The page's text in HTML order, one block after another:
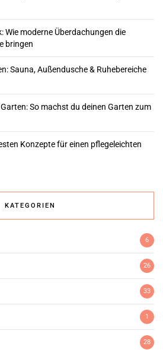
Wie moderne Überdachungen die
bringen
Sauna, Außendusche & Ruhebereiche
So machst du deinen Garten zum
Konzepte für einen pflegeleichten
KATEGORIEN
6
26
33
1
28